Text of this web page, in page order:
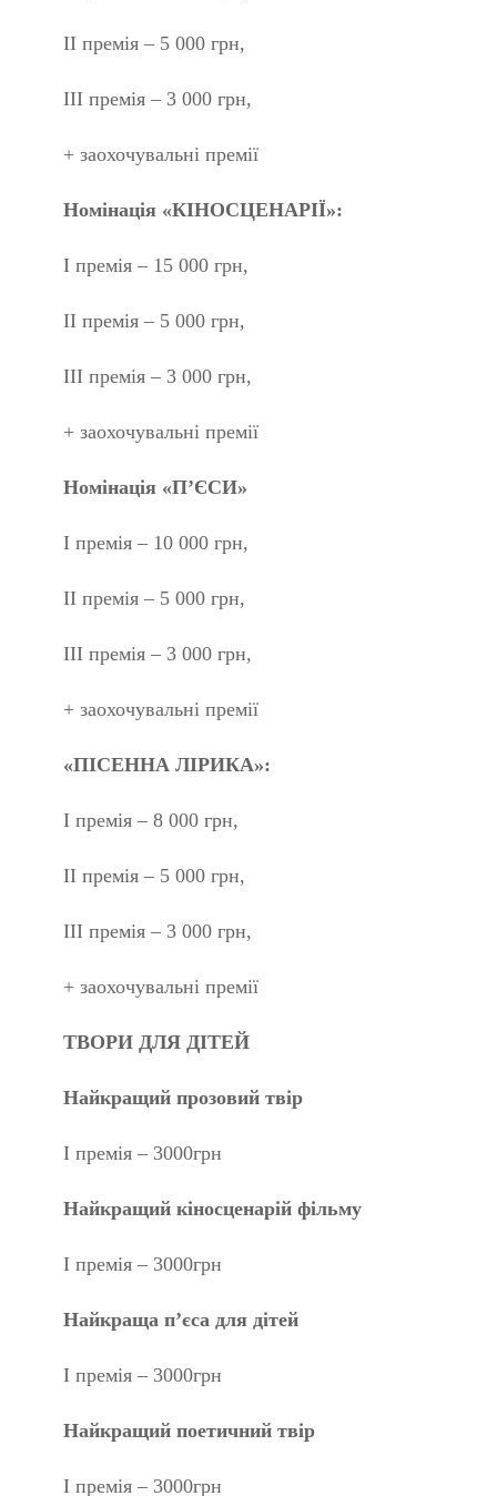
ІІ премія – 5 000 грн,
ІІІ премія – 3 000 грн,
+ заохочувальні премії
Номінація «КІНОСЦЕНАРІЇ»:
І премія – 15 000 грн,
ІІ премія – 5 000 грн,
ІІІ премія – 3 000 грн,
+ заохочувальні премії
Номінація «П’ЄСИ»
I премія – 10 000 грн,
II премія – 5 000 грн,
III премія – 3 000 грн,
+ заохочувальні премії
«ПІСЕННА ЛІРИКА»:
I премія – 8 000 грн,
II премія – 5 000 грн,
III премія – 3 000 грн,
+ заохочувальні премії
ТВОРИ ДЛЯ ДІТЕЙ
Найкращий прозовий твір
І премія – 3000грн
Найкращий кіносценарій фільму
І премія – 3000грн
Найкраща п’єса для дітей
І премія – 3000грн
Найкращий поетичний твір
І премія – 3000грн